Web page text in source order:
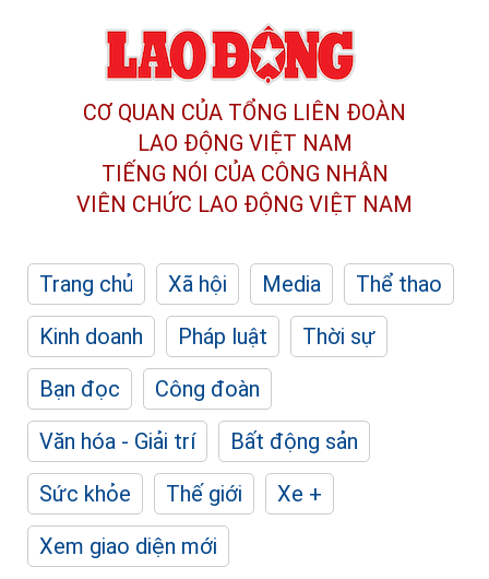
CƠ QUAN CỦA TỔNG LIÊN ĐOÀN
LAO ĐỘNG VIỆT NAM
TIẾNG NÓI CỦA CÔNG NHÂN
VIÊN CHỨC LAO ĐỘNG VIỆT NAM
Trang chủ Xã hội Media
Thể thao
Kinh doanh
Pháp luật
Thời sự
Bạn đọc
Công đoàn
Văn hóa - Giải trí
Bất động sản
Sức khỏe
Thế giới
Xe +
Xem giao diện mới